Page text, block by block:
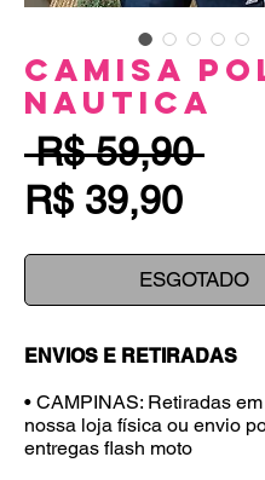
Camisa
Nautica
R$ 59,90
R$ 39,90Preço
ESGOTADO
ENVIOS E RETIRADAS
• CAMPINAS: Retiradas
nossa loja física ou envio
entregas flash moto